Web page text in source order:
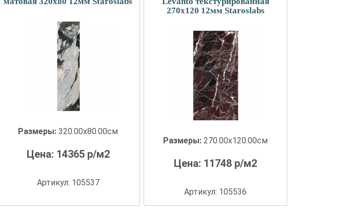
Размеры:320.00x80.00см
Цена: 14365р/м2
Артикул: 105537
270x120 12мм Staroslabs
Размеры:270.00x120.00см
Цена: 11748 р/м2
Артикул: 105536